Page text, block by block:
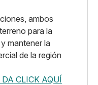
ambos
para la
mantener la
de la región
CLICK AQUÍ